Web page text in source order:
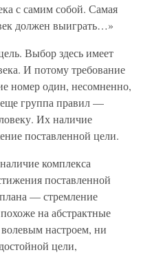
с самим собой. Самая
должен выиграть…»
Выбор здесь имеет
И потому требование
номер один, несомненно,
группа правил —
Их наличие
поставленной цели.
комплекса
поставленной
— стремление
на абстрактные
настроем, ни
цели,